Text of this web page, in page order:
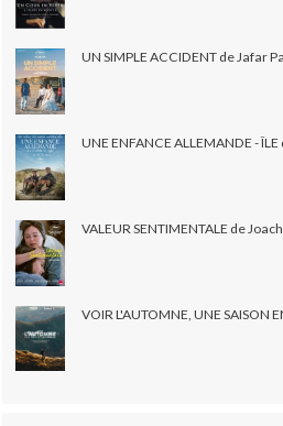
UN SIMPLE ACCIDENT de Jafar
UNE ENFANCE ALLEMANDE -
VALEUR SENTIMENTALE de
VOIR L'AUTOMNE, UNE SAISON